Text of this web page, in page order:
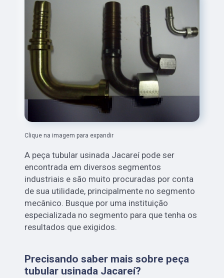
Clique na imagem para expandir
A peça tubular usinada Jacareí pode ser
encontrada em diversos segmentos
industriais e são muito procuradas por conta
de sua utilidade, principalmente no segmento
mecânico. Busque por uma instituição
especializada no segmento para que tenha os
resultados que exigidos.
Precisando saber mais sobre peça
tubular usinada Jacareí?